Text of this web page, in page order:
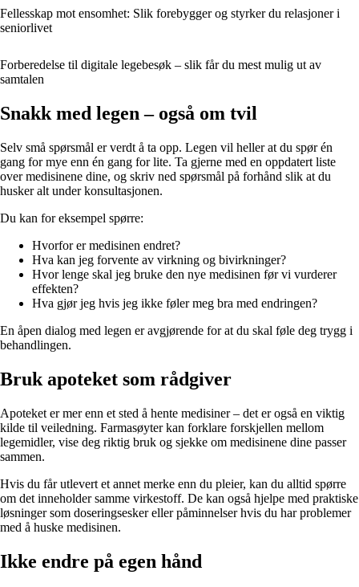
Fellesskap mot ensomhet: Slik forebygger og styrker du relasjoner i
seniorlivet
Forberedelse til digitale legebesøk – slik får du mest mulig ut av
samtalen
Snakk med legen – også om tvil
Selv små spørsmål er verdt å ta opp. Legen vil heller at du spør én
gang for mye enn én gang for lite. Ta gjerne med en oppdatert liste
over medisinene dine, og skriv ned spørsmål på forhånd slik at du
husker alt under konsultasjonen.
Du kan for eksempel spørre:
Hvorfor er medisinen endret?
Hva kan jeg forvente av virkning og bivirkninger?
Hvor lenge skal jeg bruke den nye medisinen før vi vurderer
effekten?
Hva gjør jeg hvis jeg ikke føler meg bra med endringen?
En åpen dialog med legen er avgjørende for at du skal føle deg trygg i
behandlingen.
Bruk apoteket som rådgiver
Apoteket er mer enn et sted å hente medisiner – det er også en viktig
kilde til veiledning. Farmasøyter kan forklare forskjellen mellom
legemidler, vise deg riktig bruk og sjekke om medisinene dine passer
sammen.
Hvis du får utlevert et annet merke enn du pleier, kan du alltid spørre
om det inneholder samme virkestoff. De kan også hjelpe med praktiske
løsninger som doseringsesker eller påminnelser hvis du har problemer
med å huske medisinen.
Ikke endre på egen hånd